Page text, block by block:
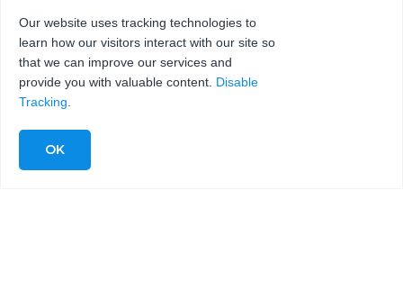
Our website uses tracking technologies to
learn how our visitors interact with our site so
that we can improve our services and
provide you with valuable content. Disable
Tracking